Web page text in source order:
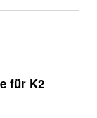
für K2